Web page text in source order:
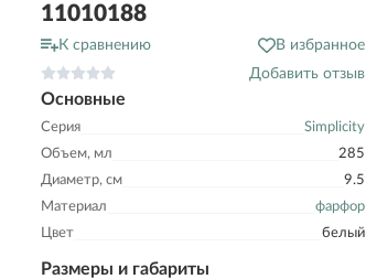
11010188
К сравнению
В избранное
Добавить отзыв
Основные
Серия
Simplicity
Объем, мл
285
Диаметр, см
9.5
Материал
фарфор
Цвет
белый
Размеры и габариты